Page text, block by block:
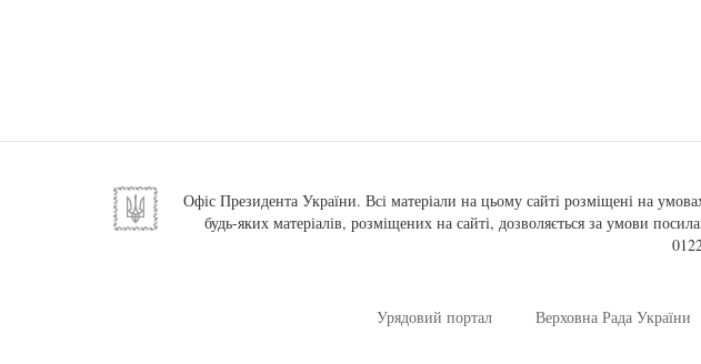
Офіс Президента України. Всі матеріали на цьому сайті розміщені на
будь-яких матеріалів, розміщених на сайті, дозволяється за умови
Урядовий портал Верховна Рада України